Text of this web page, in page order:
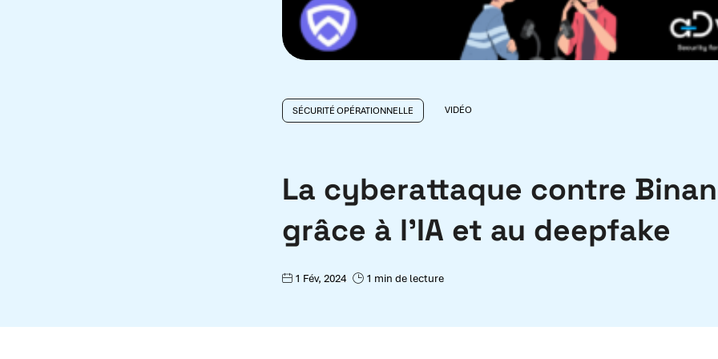
SÉCURITÉ OPÉRATIONNELLE VIDÉO
La cyberattaque contre
grâce à l’IA et au deepfake
1 Fév, 2024 1 min de lecture